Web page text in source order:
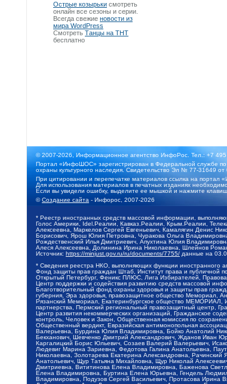
Острые козырьки смотреть
онлайн все сезоны и серии.
Всегда свежие новости из
мира WordPress
Смотреть Танцы на ТНТ
бесплатно
© 2007-2026, Информационное агентство ИнфоРос. Тел.: +7
Портал «ИнфоШОС» зарегистрирован в Федеральной службе по
охраны культурного наследия. Свидетельство Эл № 77-31649 от
При цитировании и перепечатке материалов ссылка на портал
Для использования материалов в печатных изданиях
Если вы увидели ошибку, выделите ее мышкой и нажмите
©Создание сайта - Инфорос, 2007-2026
* Реестр иностранных средств массовой информации,
Голос Америки, Idel.Реалии, Кавказ.Реалии, Крым.Реалии,
Алексеевна, Маркелов Сергей Евгеньевич, Камалягин Денис
Борисович, Ярош Юлия Петровна, Чуракова Ольга
Рождественский Илья Дмитриевич, Апухтина Юлия
Алеся Алексеевна, Долинина Ирина Николаевна, Шлейнов
Источник: https://minjust.gov.ru/ru/documents/7755/ данные на
* Сведения реестра НКО, выполняющих функции иностранного
Фонд защиты прав граждан Штаб, Институт права и публичной
Открытый Петербург, Феникс ПЛЮС, Лига Избирателей,
Центр поддержки и содействия развитию средств массовой
Благотворительный фонд охраны здоровья и защиты прав
губерния, Эра здоровья, правозащитное общество Мемориал,
Рязанский Мемориал, Екатеринбургское общество МЕМОРИАЛ,
партнерства, Пермский региональный правозащитный центр,
Центр развития некоммерческих организаций, Гражданское
контроль, Человек и Закон, Общественная комиссия по
Общественный вердикт, Евразийская антимонопольная
Валерьевна, Бурдина Юлия Владимировна, Бойко Анатолий
Бекханович, Шевченко Дмитрий Александрович, Жданов Иван
Каргалицкий Борис Юльевич, Созаев Валерий Валерьевич,
Людевиг Марина Зариевна, Федотова Галина Анатольевна,
Николаевна, Золотарева Екатерина Александровна,
Анатольевич, Щур Татьяна Михайловна, Щур Николай
Дмитриевна, Вититинова Елена Владимировна, Баженова
Елена Владимировна, Буртина Елена Юрьевна, Гендель
Владимировна, Подузов Сергей Васильевич, Протасова Ирина